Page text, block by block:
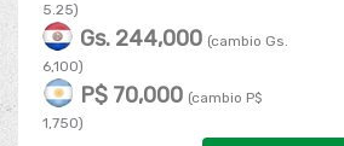
5.25)
Gs. 244,000 (cambio Gs.
6,100)
P$ 70,000 (cambio P$
1,750)